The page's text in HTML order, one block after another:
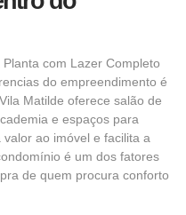
com Lazer Completo
do empreendimento é
Vila Matilde oferece salão de
e espaços para
ao imóvel e facilita a
é um dos fatores
de quem procura conforto